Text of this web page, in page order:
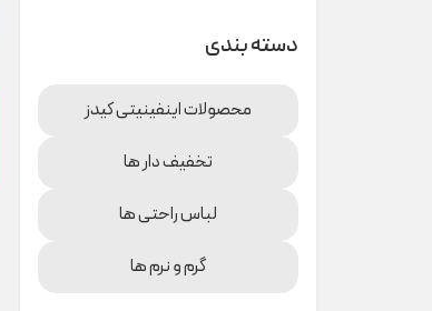
دسته بندی
محصولات اینفینیتی کیدز
تخفیف دار ها
لباس راحتی ها
گرم و نرم ها